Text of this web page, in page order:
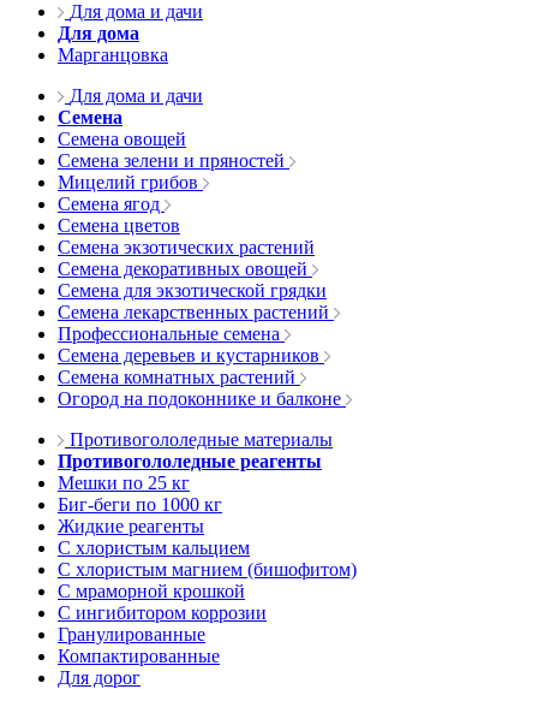
Для дома и дачи
Для дома
Марганцовка
Для дома и дачи
Семена
Семена овощей
Семена зелени и пряностей
Мицелий грибов
Семена ягод
Семена цветов
Семена экзотических растений
Семена декоративных овощей
Семена для экзотической грядки
Семена лекарственных растений
Профессиональные семена
Семена деревьев и кустарников
Семена комнатных растений
Огород на подоконнике и балконе
Противогололедные материалы
Противогололедные реагенты
Мешки по 25 кг
Биг-беги по 1000 кг
Жидкие реагенты
С хлористым кальцием
С хлористым магнием (бишофитом)
С мраморной крошкой
С ингибитором коррозии
Гранулированные
Компактированные
Для дорог